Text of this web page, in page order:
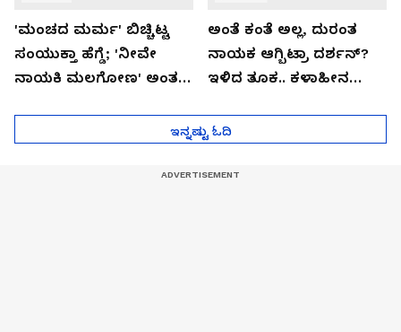
'ಮಂಚದ ಮರ್ಮ' ಬಿಚ್ಚಿಟ್ಟ
ಸಂಯುಕ್ತಾ ಹೆಗ್ಡೆ; 'ನೀವೇ
ನಾಯಕಿ ಮಲಗೋಣ' ಅಂತ
ಅಂತೆ ಕಂತೆ ಅಲ್ಲ, ದುರಂತ
ನಾಯಕ ಆಗ್ಬಿಟ್ರಾ ದರ್ಶನ್?
ಇಳಿದ ತೂಕ.. ಕಳಾಹೀನ
ಇನ್ನಷ್ಟು ಓದಿ